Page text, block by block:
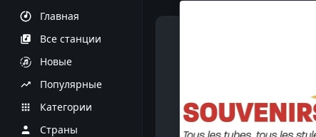
Главная
Все станции
Новые
Популярные
Категории
Страны